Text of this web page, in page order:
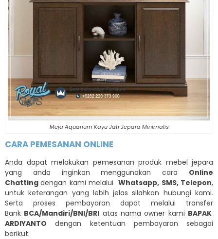
Meja Aquarium Kayu Jati Jepara Minimalis
CARA PEMESANAN ONLINE
Anda dapat melakukan pemesanan produk mebel jepara
yang anda inginkan menggunakan cara Online
Chattingdengan kami melaluiWhatsapp, SMS, Telepon,
untuk keterangan yang lebih jelas silahkan hubungi kami.
Serta proses pembayaran dapat melalui transfer
Bank BCA/Mandiri/BNI/BRI atas nama owner kami BAPAK
ARDIYANTO dengan ketentuan pembayaran sebagai
berikut: